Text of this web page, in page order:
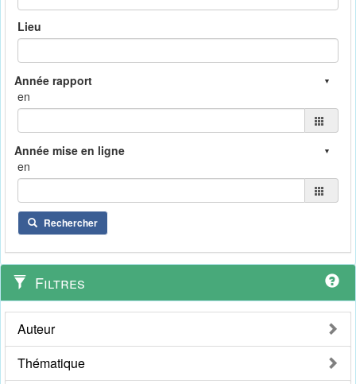
Lieu
en
en
Rechercher
Filtres
Auteur
Thématique